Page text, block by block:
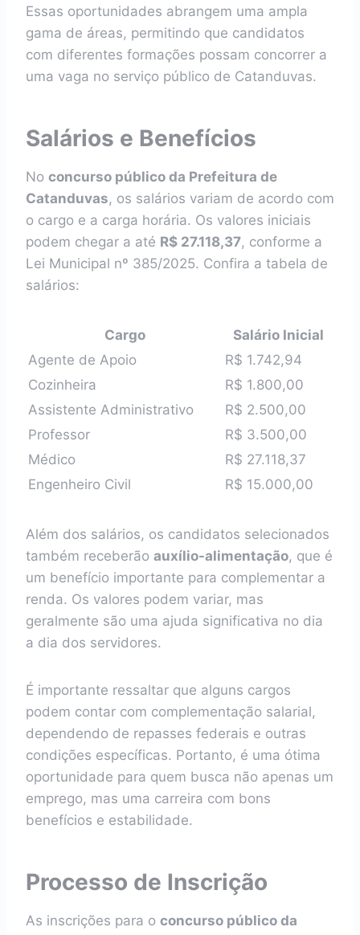
Essas oportunidades abrangem uma ampla
gama de áreas, permitindo que candidatos
com diferentes formações possam concorrer a
uma vaga no serviço público de Catanduvas.
Salários e Benefícios
No concurso público da Prefeitura de
Catanduvas, os salários variam de acordo com
o cargo e a carga horária. Os valores iniciais
podem chegar a até R$ 27.118,37, conforme a
Lei Municipal nº 385/2025. Confira a tabela de
salários:
Cargo
Salário Inicial
Agente de Apoio
R$ 1.742,94
Cozinheira
R$ 1.800,00
Assistente Administrativo
R$ 2.500,00
Professor
R$ 3.500,00
Médico
R$ 27.118,37
Engenheiro Civil
R$ 15.000,00
Além dos salários, os candidatos selecionados
também receberão auxílio-alimentação, que é
um benefício importante para complementar a
renda. Os valores podem variar, mas
geralmente são uma ajuda significativa no dia
a dia dos servidores.
É importante ressaltar que alguns cargos
podem contar com complementação salarial,
dependendo de repasses federais e outras
condições específicas. Portanto, é uma ótima
oportunidade para quem busca não apenas um
emprego, mas uma carreira com bons
benefícios e estabilidade.
Processo de Inscrição
As inscrições para o concurso público da